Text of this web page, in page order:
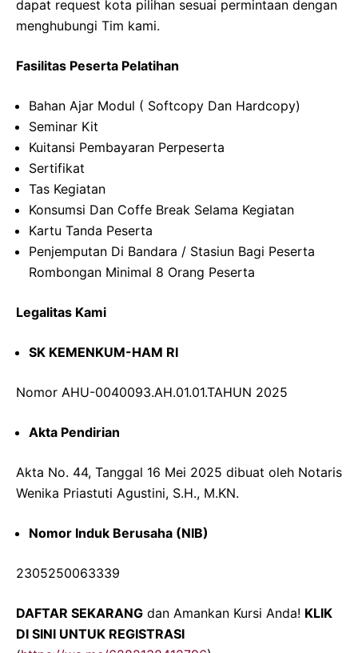
dapat request kota pilihan sesuai permintaan dengan
menghubungi Tim kami.
Fasilitas Peserta Pelatihan
Bahan Ajar Modul ( Softcopy Dan Hardcopy)
Seminar Kit
Kuitansi Pembayaran Perpeserta
Sertifikat
Tas Kegiatan
Konsumsi Dan Coffe Break Selama Kegiatan
Kartu Tanda Peserta
Penjemputan Di Bandara / Stasiun Bagi Peserta
Rombongan Minimal 8 Orang Peserta
Legalitas Kami
SK KEMENKUM-HAM RI
Nomor AHU-0040093.AH.01.01.TAHUN 2025
Akta Pendirian
Akta No. 44, Tanggal 16 Mei 2025 dibuat oleh Notaris
Wenika Priastuti Agustini, S.H., M.KN.
Nomor Induk Berusaha (NIB)
2305250063339
DAFTAR SEKARANG dan Amankan Kursi Anda! KLIK
DI SINI UNTUK REGISTRASI